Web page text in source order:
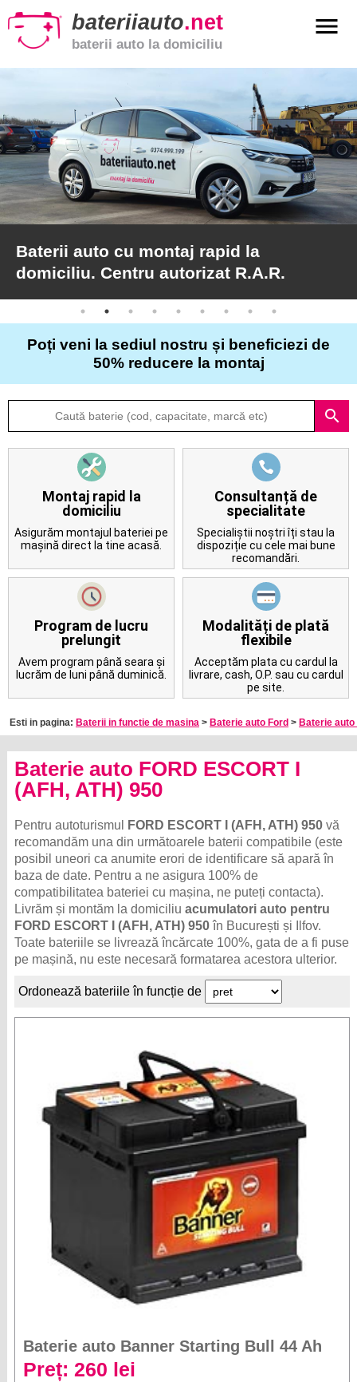
bateriiauto.net
baterii auto la domiciliu
menu
Baterii
moto
Baterii
de
camion
Articole
Despre
Contact
Baterii auto cu montaj rapid la
domiciliu. Centru autorizat R.A.R.
Poți veni la sediul nostru și beneficiezi de
50% reducere la montaj
search
Montaj rapid la
domiciliu
Asigurăm montajul bateriei pe
mașină direct la tine acasă.
Consultanță de
specialitate
Specialiștii noștri îți stau la
dispoziție cu cele mai bune
recomandări.
Program de lucru
prelungit
Avem program până seara și
lucrăm de luni până duminică.
Modalități de plată
flexibile
Acceptăm plata cu cardul la
livrare, cash, O.P. sau cu cardul
pe site.
Esti in pagina: Baterii in functie de masina > Baterie auto Ford > Baterie
Baterie auto FORD ESCORT I
(AFH, ATH) 950
Pentru autoturismul FORD ESCORT I (AFH, ATH) 950 vă
recomandăm una din următoarele baterii compatibile (este
posibil uneori ca anumite erori de identificare să apară în
baza de date. Pentru a ne asigura 100% de
compatibilitatea bateriei cu mașina, ne puteți contacta).
Livrăm și montăm la domiciliuacumulatori auto pentru
FORD ESCORT I (AFH, ATH) 950în București și Ilfov.
Toate bateriile se livrează încărcate 100%, gata de a fi puse
pe mașină, nu este necesară formatarea acestora ulterior.
Ordonează bateriile în funcție de
Baterie auto Banner Starting Bull 44 Ah
Preț: 260 lei